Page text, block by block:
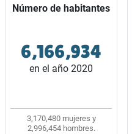
Número de habitantes
6,166,934
en el año 2020
3,170,480 mujeres y
2,996,454 hombres.
Número de habitantes
Ocupó el lugar 6 entre
los 32 estados del país.